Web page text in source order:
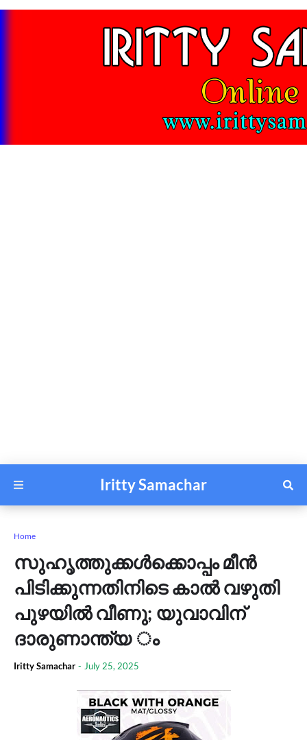
Iritty Samachar
Home
സുഹൃത്തുക്കള്‍ക്കൊപ്പം മീന്‍
പിടിക്കുന്നതിനിടെ കാല്‍ വഴുതി
പുഴയില്‍ വീണു; യുവാവിന്
ദാരുണാന്ത്യ ം
Iritty Samachar - July 25, 2025